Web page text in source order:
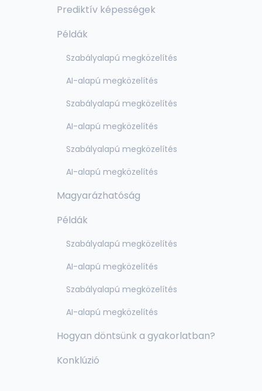
Prediktív képességek
Példák
Szabályalapú megközelítés
AI-alapú megközelítés
Szabályalapú megközelítés
AI-alapú megközelítés
Szabályalapú megközelítés
AI-alapú megközelítés
Magyarázhatóság
Példák
Szabályalapú megközelítés
AI-alapú megközelítés
Szabályalapú megközelítés
AI-alapú megközelítés
Hogyan döntsünk a gyakorlatban?
Konklúzió